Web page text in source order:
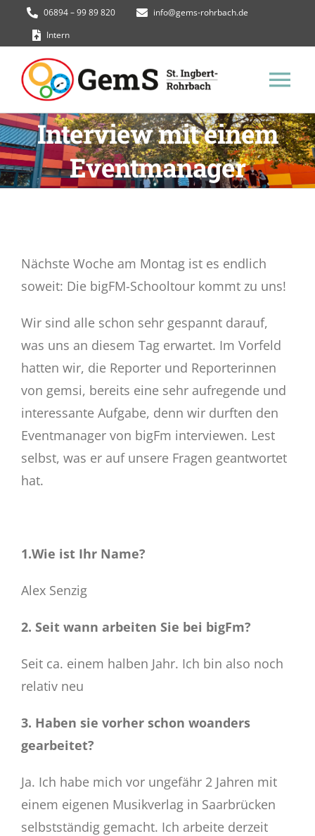
Inhalt
springen
06894 – 99 89 820
info@gems-rohrbach.de
Intern
GemS Homepage
Termine
Eltern
Schulstore
Gemsi BLOG
Interview mit einem
Eventmanager
Nächste Woche am Montag ist es endlich
soweit: Die bigFM-Schooltour kommt zu uns!
Wir sind alle schon sehr gespannt darauf,
was uns an diesem Tag erwartet. Im Vorfeld
hatten wir, die Reporter und Reporterinnen
von gemsi, bereits eine sehr aufregende und
interessante Aufgabe, denn wir durften den
Eventmanager von bigFm interviewen. Lest
selbst, was er auf unsere Fragen geantwortet
hat.
1.Wie ist Ihr Name?
Alex Senzig
2. Seit wann arbeiten Sie bei bigFm?
Seit ca. einem halben Jahr. Ich bin also noch
relativ neu
3. Haben sie vorher schon woanders
gearbeitet?
Ja. Ich habe mich vor ungefähr 2 Jahren mit
einem eigenen Musikverlag in Saarbrücken
selbstständig gemacht. Ich arbeite derzeit